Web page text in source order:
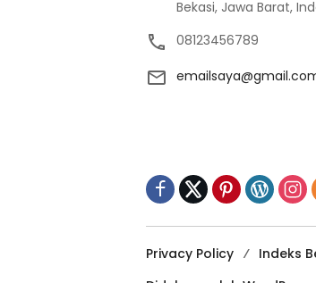
Bekasi, Jawa Barat,
08123456789
Privacy Policy Indeks